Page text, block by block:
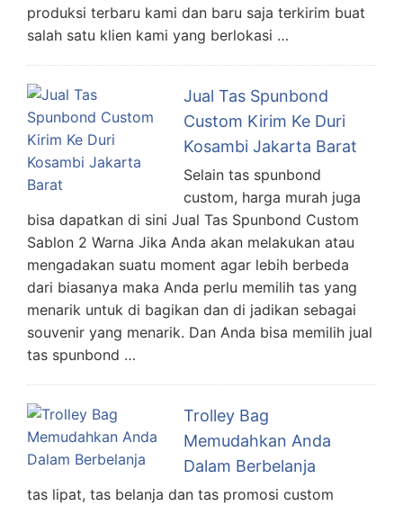
produksi terbaru kami dan baru saja terkirim buat
salah satu klien kami yang berlokasi …
Jual Tas Spunbond
Custom Kirim Ke Duri
Kosambi Jakarta Barat
Selain tas spunbond
custom, harga murah juga
bisa dapatkan di sini Jual Tas Spunbond Custom
Sablon 2 Warna Jika Anda akan melakukan atau
mengadakan suatu moment agar lebih berbeda
dari biasanya maka Anda perlu memilih tas yang
menarik untuk di bagikan dan di jadikan sebagai
souvenir yang menarik. Dan Anda bisa memilih jual
tas spunbond …
Trolley Bag
Memudahkan Anda
Dalam Berbelanja
tas lipat, tas belanja dan tas promosi custom